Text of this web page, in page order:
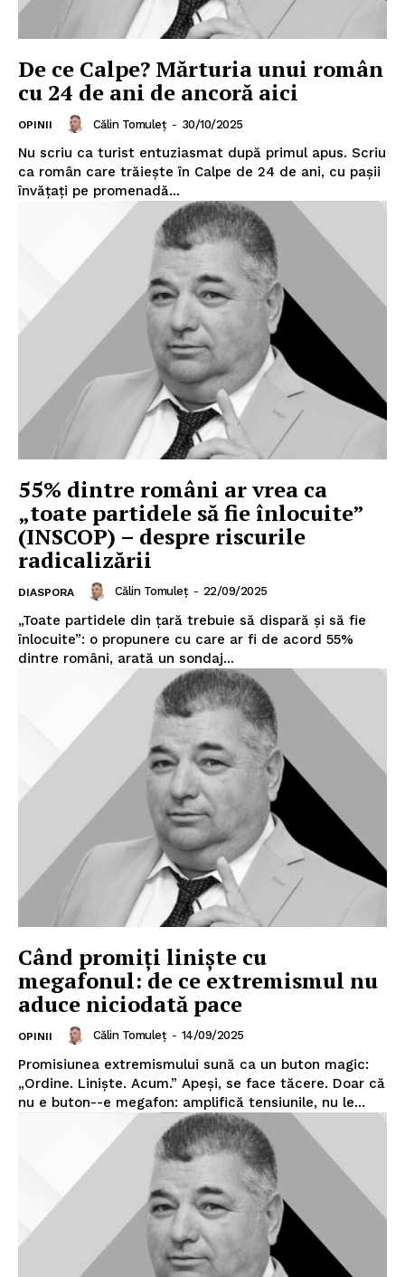
De ce Calpe? Mărturia unui român
cu 24 de ani de ancoră aici
OPINII Călin Tomuleț - 30/10/2025
Nu scriu ca turist entuziasmat după primul apus. Scriu
ca român care trăiește în Calpe de 24 de ani, cu pașii
învățați pe promenadă...
55% dintre români ar vrea ca
„toate partidele să fie înlocuite”
(INSCOP) – despre riscurile
radicalizării
DIASPORA Călin Tomuleț - 22/09/2025
„Toate partidele din țară trebuie să dispară și să fie
înlocuite”: o propunere cu care ar fi de acord 55%
dintre români, arată un sondaj...
Când promiți liniște cu
megafonul: de ce extremismul nu
aduce niciodată pace
OPINII Călin Tomuleț - 14/09/2025
Promisiunea extremismului sună ca un buton magic:
„Ordine. Liniște. Acum.” Apeși, se face tăcere. Doar că
nu e buton--e megafon: amplifică tensiunile, nu le...